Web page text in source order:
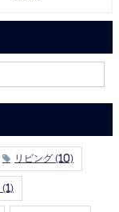
リビング (10)
(1)